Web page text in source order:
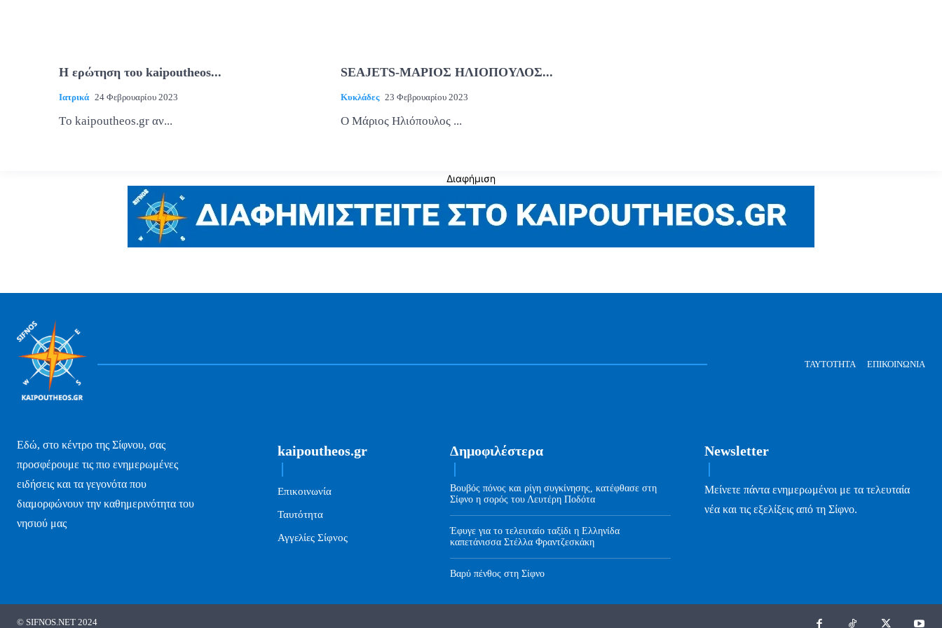
Η ερώτηση του kaipoutheos...
Ιατρικά 24 Φεβρουαρίου 2023
Tο kaipoutheos.gr αν...
SEAJETS-ΜΑΡΙΟΣ ΗΛΙΟΠΟΥΛΟΣ...
Κυκλάδες 23 Φεβρουαρίου 2023
Ο Μάριος Ηλιόπουλος ...
Διαφήμιση
ΤΑΥΤΌΤΗΤΑ ΕΠΙΚΟΙΝΩΝΊΑ
Εδώ, στο κέντρο της Σίφνου, σας
προσφέρουμε τις πιο ενημερωμένες
ειδήσεις και τα γεγονότα που
διαμορφώνουν την καθημερινότητα του
νησιού μας
kaipoutheos.gr
Επικοινωνία
Ταυτότητα
Αγγελίες Σίφνος
Δημοφιλέστερα
Βουβός πόνος και ρίγη συγκίνησης, κατέφθασε στη
Σίφνο η σορός του Λευτέρη Ποδότα
Έφυγε για το τελευταίο ταξίδι η Ελληνίδα
καπετάνισσα Στέλλα Φραντζεσκάκη
Βαρύ πένθος στη Σίφνο
Newsletter
Μείνετε πάντα ενημερωμένοι με τα τελευταία
νέα και τις εξελίξεις από τη Σίφνο.
© SIFNOS.NET 2024